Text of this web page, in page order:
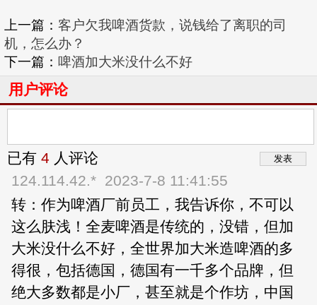
上一篇： 客户欠我啤酒货款，说钱给了离职的司
机，怎么办？
下一篇： 啤酒加大米没什么不好
用户评论
已有 4 人评论
124.114.42.* 2023-7-8 11:41:55
转：作为啤酒厂前员工，我告诉你，不可以
这么肤浅！全麦啤酒是传统的，没错，但加
大米没什么不好，全世界加大米造啤酒的多
得很，包括德国，德国有一千多个品牌，但
绝大多数都是小厂，甚至就是个作坊，中国